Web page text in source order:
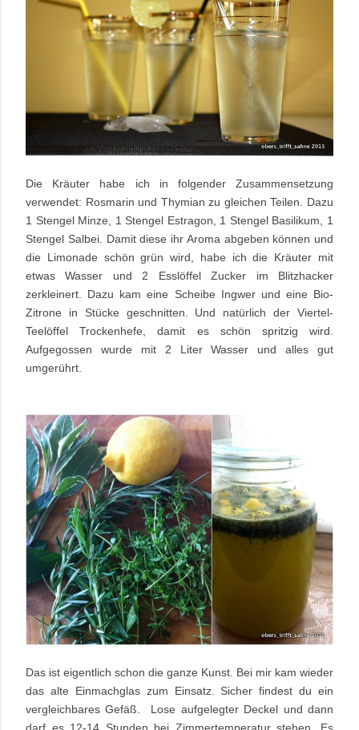
Die Kräuter habe ich in folgender Zusammensetzung
verwendet: Rosmarin und Thymian zu gleichen Teilen. Dazu
1 Stengel Minze, 1 Stengel Estragon, 1 Stengel Basilikum, 1
Stengel Salbei. Damit diese ihr Aroma abgeben können und
die Limonade schön grün wird, habe ich die Kräuter mit
etwas Wasser und 2 Esslöffel Zucker im Blitzhacker
zerkleinert. Dazu kam eine Scheibe Ingwer und eine Bio-
Zitrone in Stücke geschnitten. Und natürlich der Viertel-
Teelöffel Trockenhefe, damit es schön spritzig wird.
Aufgegossen wurde mit 2 Liter Wasser und alles gut
umgerührt.
Das ist eigentlich schon die ganze Kunst. Bei mir kam wieder
das alte Einmachglas zum Einsatz. Sicher findest du ein
vergleichbares Gefäß. Lose aufgelegter Deckel und dann
darf es 12-14 Stunden bei Zimmertemperatur stehen. Es